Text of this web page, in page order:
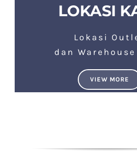
LOKASI
Lokasi
dan
VIEW MORE